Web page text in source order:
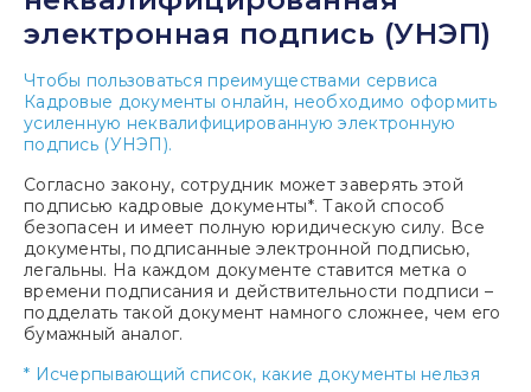
электронная подпись (УНЭП)
Чтобы пользоваться преимуществами сервиса
Кадровые документы онлайн, необходимо оформить
усиленную неквалифицированную электронную
подпись (УНЭП).
Согласно закону, сотрудник может заверять этой
подписью кадровые документы*. Такой способ
безопасен и имеет полную юридическую силу. Все
документы, подписанные электронной подписью,
легальны. На каждом документе ставится метка о
времени подписания и действительности подписи –
подделать такой документ намного сложнее, чем его
бумажный аналог.
* Исчерпывающий список, какие документы нельзя